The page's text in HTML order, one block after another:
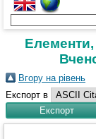
Вгору на рівень
Експорт в